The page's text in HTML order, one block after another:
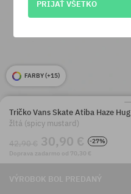
FARBY (+15)
Tričko Vans Skate Atiba Haze Hug
žltá (spicy mustard)
42,90 € 30,90 €
-27%
Doprava zadarmo od 70,30 €
VÝROBOK BOL PREDANÝ
PRIJAŤ VŠETKO